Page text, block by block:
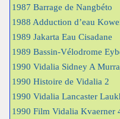
1987 Barrage de Nangbéto
1988 Adduction d’eau
1989 Jakarta Eau Cisadane
1989 Bassin-Vélodrome
1990 Vidalia Sidney A
1990 Histoire de Vidalia 2
1990 Vidalia Lancaster
1990 Film Vidalia Kvaerner